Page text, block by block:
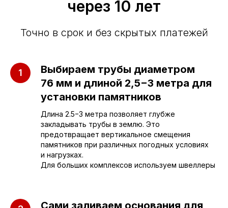
через 10 лет
Точно в срок и без скрытых платежей
Выбираем трубы диаметром
76 мм и длиной 2,5−3 метра для
установки памятников
Длина 2.5−3 метра позволяет глубже
закладывать трубы в землю. Это
предотвращает вертикальное смещения
памятников при различных погодных условиях
и нагрузках.
Для больших комплексов используем швеллеры
Сами заливаем основания для
в офис
+7 (962) 629-39-39
г. Саратов, улица имени Е.И.
Пугачёва, 156
г. Энгельс, Весёлая ул., 114